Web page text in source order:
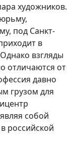
художников.
под Санкт-
в
взгляды
отличаются от
давно
грузом для
собой
российской